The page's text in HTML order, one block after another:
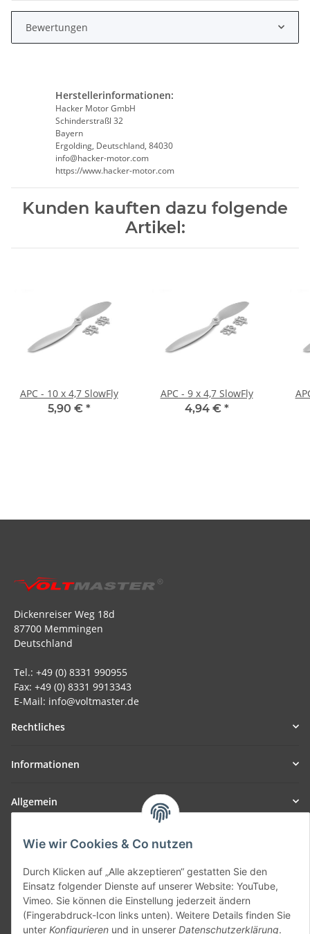
Wie wir Cookies & Co nutzen
Durch Klicken auf „Alle akzeptieren“ gestatten Sie den
Einsatz folgender Dienste auf unserer Website: YouTube,
Vimeo. Sie können die Einstellung jederzeit ändern
(Fingerabdruck-Icon links unten). Weitere Details finden Sie
unter Konfigurieren und in unserer Datenschutzerklärung.
Bewertungen
Herstellerinformationen:
Hacker Motor GmbH
Schinderstraßl 32
Bayern
Ergolding, Deutschland, 84030
info@hacker-motor.com
https://www.hacker-motor.com
Kunden kauften dazu folgende
Artikel:
APC - 10 x 4,7 SlowFly
5,90 € *
APC - 9 x 4,7 SlowFly
4,94 € *
Dickenreiser Weg 18d
87700 Memmingen
Deutschland
Tel.: +49 (0) 8331 990955
Fax: +49 (0) 8331 9913343
E-Mail: info@voltmaster.de
Rechtliches
Informationen
Allgemein
Teil unseres Netzwerks:
SmoliTec - Safety. Simplified. Worldwide. ( B2B Shop )
Vertrag widerrufen